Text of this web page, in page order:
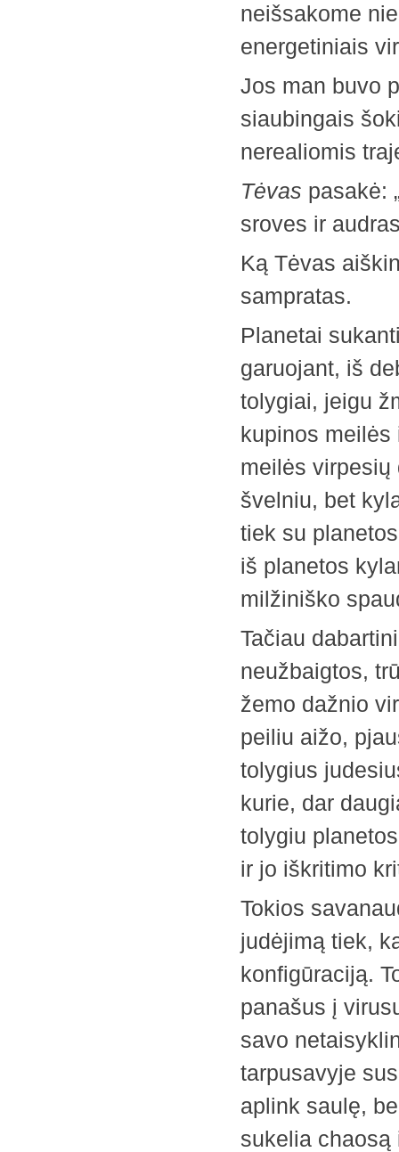
neišsakome
energetiniais
Jos man buvo
siaubingais
nerealiomis
Tėvas pasakė:
sroves ir
Ką Tėvas
sampratas.
Planetai
garuojant, iš
tolygiai, jeigu
kupinos meilės
meilės
švelniu, bet
tiek su
iš planetos
milžiniško
Tačiau
neužbaigtos,
žemo dažnio
peiliu aižo,
tolygius
kurie, dar
tolygiu
ir jo iškritimo
Tokios
judėjimą tiek,
konfigūraciją.
panašus į
savo
tarpusavyje
aplink saulę,
sukelia chaosą